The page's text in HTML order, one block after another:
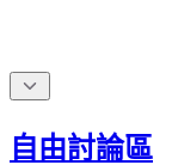
自由討論區